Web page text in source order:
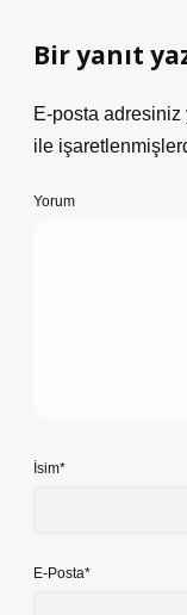
Bir yanıt
E-posta adresiniz
ile
Yorum
İsim*
E-Posta*